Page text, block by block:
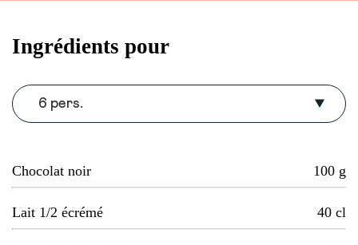
Ingrédients pour
6 pers.
Chocolat noir 100 g
Lait 1/2 écrémé 40 cl